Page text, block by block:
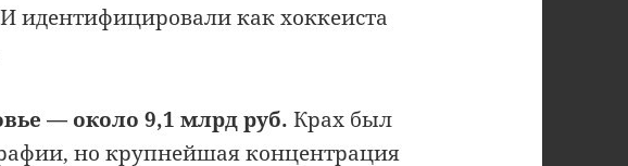
идентифицировали как хоккеиста
— около 9,1 млрд руб. Крах был
но крупнейшая концентрация